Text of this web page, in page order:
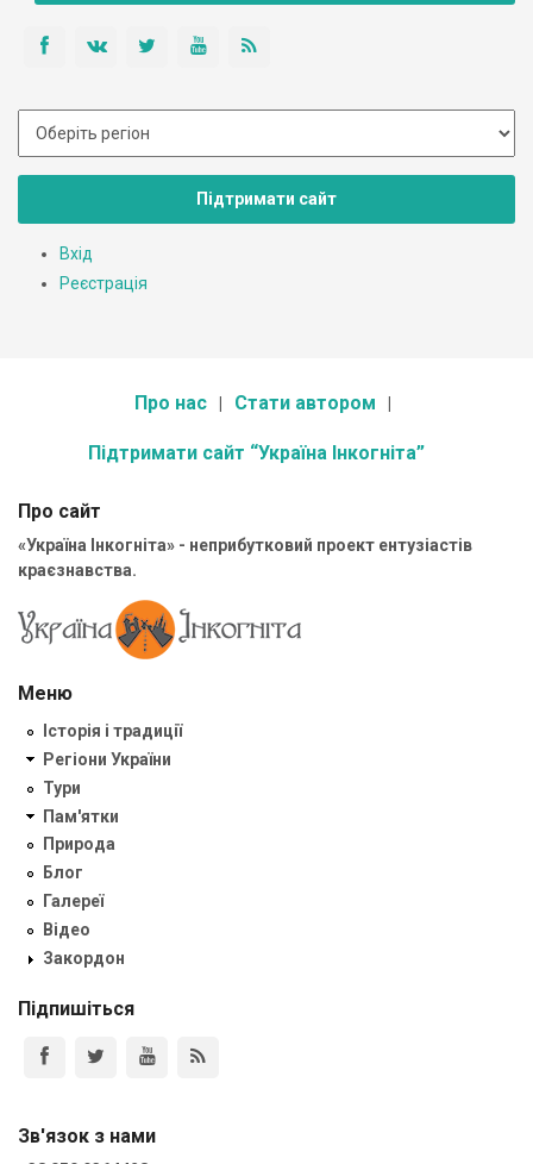
Підтримати сайт
Вхід
Реєстрація
Про нас Стати автором
Підтримати сайт “Україна Інкогніта”
Про сайт
«Україна Інкогніта» - неприбутковий проект ентузіастів
краєзнавства.
Меню
Історія і традиції
Регіони України
Тури
Пам'ятки
Природа
Блог
Галереї
Відео
Закордон
Підпишіться
Зв'язок з нами